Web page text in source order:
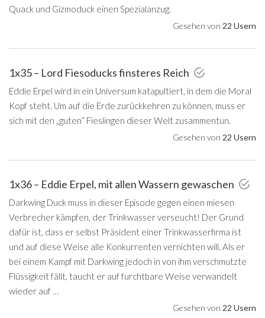
Quack und Gizmoduck einen Spezialanzug.
Gesehen von 22 Usern
1x35 – Lord Fiesoducks finsteres Reich
Eddie Erpel wird in ein Universum katapultiert, in dem die Moral
Kopf steht. Um auf die Erde zurückkehren zu können, muss er
sich mit den „guten“ Fieslingen dieser Welt zusammentun.
Gesehen von 22 Usern
1x36 – Eddie Erpel, mit allen Wassern gewaschen
Darkwing Duck muss in dieser Episode gegen einen miesen
Verbrecher kämpfen, der Trinkwasser verseucht! Der Grund
dafür ist, dass er selbst Präsident einer Trinkwasserfirma ist
und auf diese Weise alle Konkurrenten vernichten will. Als er
bei einem Kampf mit Darkwing jedoch in von ihm verschmutzte
Flüssigkeit fällt, taucht er auf furchtbare Weise verwandelt
wieder auf …
Gesehen von 22 Usern